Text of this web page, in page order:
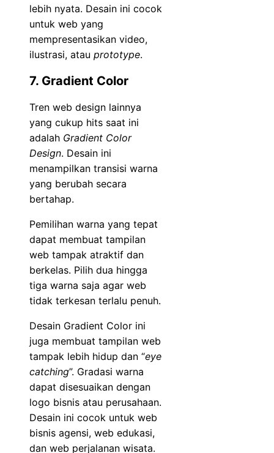
lebih nyata. Desain ini cocok
untuk web yang
mempresentasikan video,
ilustrasi, atau prototype.
7. Gradient Color
Tren web design lainnya
yang cukup hits saat ini
adalah Gradient Color
Design. Desain ini
menampilkan transisi warna
yang berubah secara
bertahap.
Pemilihan warna yang tepat
dapat membuat tampilan
web tampak atraktif dan
berkelas. Pilih dua hingga
tiga warna saja agar web
tidak terkesan terlalu penuh.
Desain Gradient Color ini
juga membuat tampilan web
tampak lebih hidup dan “eye
catching”. Gradasi warna
dapat disesuaikan dengan
logo bisnis atau perusahaan.
Desain ini cocok untuk web
bisnis agensi, web edukasi,
dan web perjalanan wisata.